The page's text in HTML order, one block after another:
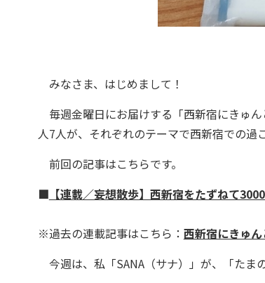
みなさま、はじめまして！
毎週金曜日にお届けする「西新宿にきゅ
人7人が、それぞれのテーマで西新宿での過
前回の記事はこちらです。
■ 【連載／妄想散歩】西新宿をたずねて
※過去の連載記事はこちら： 西新宿にきゅん
今週は、私「SANA（サナ）」が、「たま